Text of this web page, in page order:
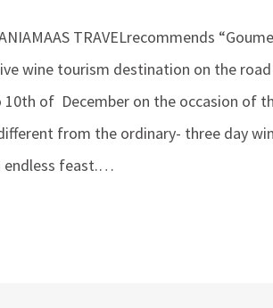
TRAVELrecommends
wine tourism destination on the
of December on the occasion of
from the ordinary- three day
endless feast.…